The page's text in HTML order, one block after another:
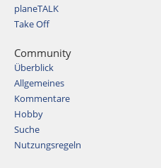
planeTALK
Take Off
Community
Überblick
Allgemeines
Kommentare
Hobby
Suche
Nutzungsregeln